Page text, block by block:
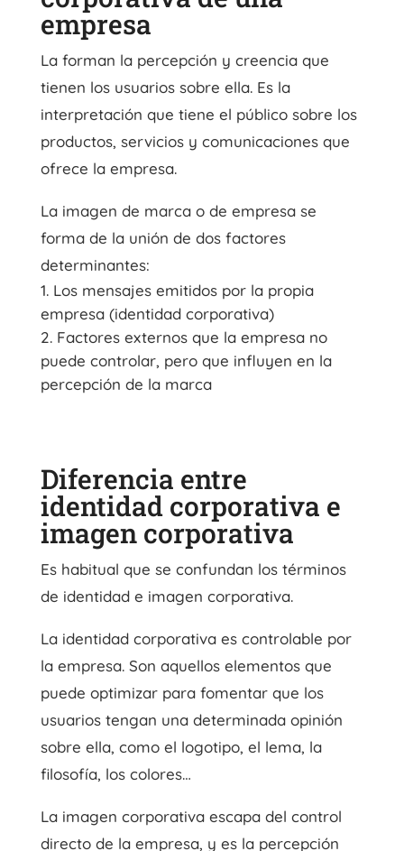
empresa
La forman la percepción y creencia que
tienen los usuarios sobre ella. Es la
interpretación que tiene el público sobre los
productos, servicios y comunicaciones que
ofrece la empresa.
La imagen de marca o de empresa se
forma de la unión de dos factores
determinantes:
Los mensajes emitidos por la propia
empresa (identidad corporativa)
Factores externos que la empresa no
puede controlar, pero que influyen en la
percepción de la marca
Diferencia entre
identidad corporativa e
imagen corporativa
Es habitual que se confundan los términos
de identidad e imagen corporativa.
La identidad corporativa es controlable por
la empresa. Son aquellos elementos que
puede optimizar para fomentar que los
usuarios tengan una determinada opinión
sobre ella, como el logotipo, el lema, la
filosofía, los colores…
La imagen corporativa escapa del control
directo de la empresa, y es la percepción